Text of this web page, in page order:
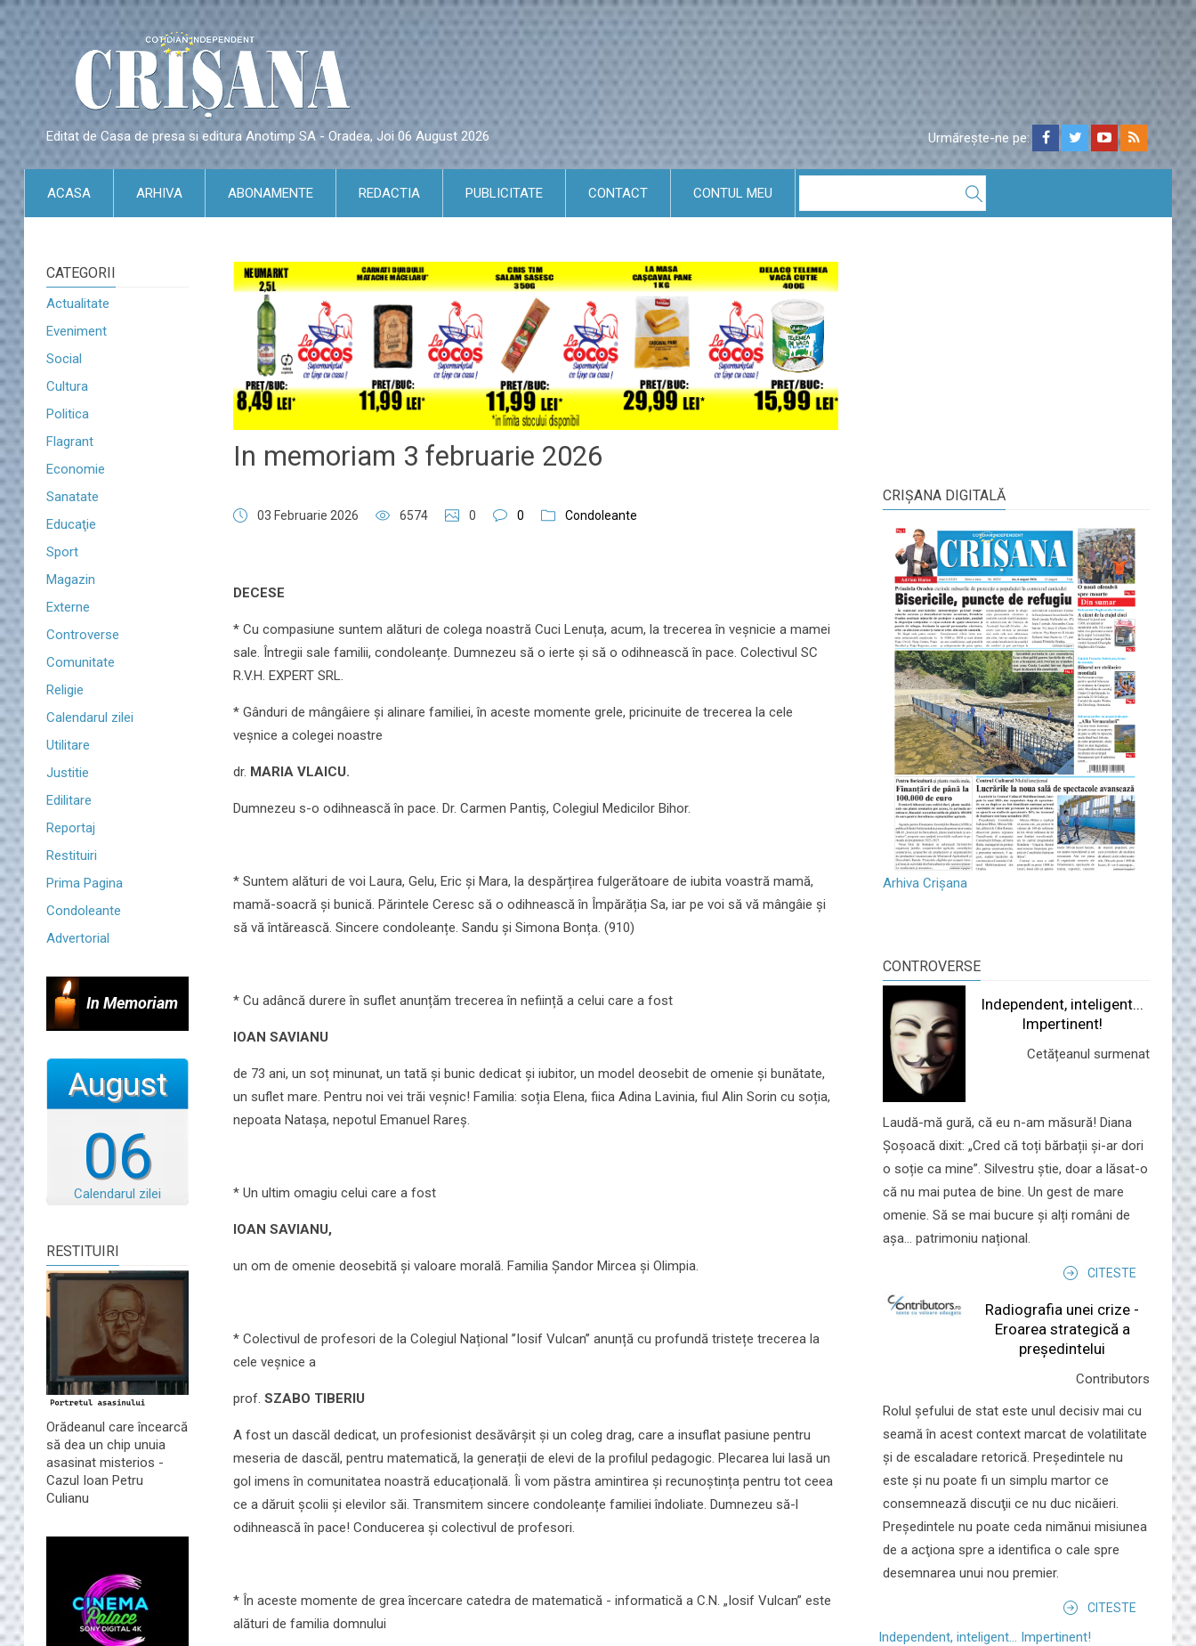
Editat de Casa de presa si editura Anotimp SA - Oradea, Joi 06 August 2026 Urmărește-ne pe:
ACASA ARHIVA ABONAMENTE REDACTIA PUBLICITATE CONTACT CONTUL MEU
CATEGORII
Actualitate
Eveniment
Social
Cultura
Politica
Flagrant
Economie
Sanatate
Educaţie
Sport
Magazin
Externe
Controverse
Comunitate
Religie
Calendarul zilei
Utilitare
Justitie
Edilitare
Reportaj
Restituiri
Prima Pagina
Condoleante
Advertorial
In Memoriam
06
August
Calendarul zilei
RESTITUIRI
Orădeanul care încearcă
să dea un chip unuia
asasinat misterios -
Cazul Ioan Petru
Culianu
In memoriam 3 februarie 2026
03 Februarie 2026 6574 0 0 Condoleante
DECESE
* Cu compasiune suntem alături de colega noastră Cuci Lenuța, acum, la trecerea în veșnicie a mamei
sale. Întregii sale familii, condoleanțe. Dumnezeu să o ierte și să o odihnească în pace. Colectivul SC
R.V.H. EXPERT SRL.
* Gânduri de mângâiere și alinare familiei, în aceste momente grele, pricinuite de trecerea la cele
veșnice a colegei noastre
dr. MARIA VLAICU.
Dumnezeu s-o odihnească în pace. Dr. Carmen Pantiș, Colegiul Medicilor Bihor.
* Suntem alături de voi Laura, Gelu, Eric și Mara, la despărțirea fulgerătoare de iubita voastră mamă,
mamă-soacră și bunică. Părintele Ceresc să o odihnească în Împărăția Sa, iar pe voi să vă mângâie și
să vă întărească. Sincere condoleanțe. Sandu și Simona Bonța. (910)
* Cu adâncă durere în suflet anunțăm trecerea în neființă a celui care a fost
IOAN SAVIANU
de 73 ani, un soț minunat, un tată și bunic dedicat și iubitor, un model deosebit de omenie și bunătate,
un suflet mare. Pentru noi vei trăi veșnic! Familia: soția Elena, fiica Adina Lavinia, fiul Alin Sorin cu soția,
nepoata Natașa, nepotul Emanuel Rareș.
* Un ultim omagiu celui care a fost
IOAN SAVIANU,
un om de omenie deosebită și valoare morală. Familia Șandor Mircea și Olimpia.
* Colectivul de profesori de la Colegiul Național ’’Iosif Vulcan’’ anunță cu profundă tristețe trecerea la
cele veșnice a
prof. SZABO TIBERIU
A fost un dascăl dedicat, un profesionist desăvârșit și un coleg drag, care a insuflat pasiune pentru
meseria de dascăl, pentru matematică, la generații de elevi de la profilul pedagogic. Plecarea lui lasă un
gol imens în comunitatea noastră educațională. Îi vom păstra amintirea și recunoștința pentru tot ceea
ce a dăruit școlii și elevilor săi. Transmitem sincere condoleanțe familiei îndoliate. Dumnezeu să-l
odihnească în pace! Conducerea și colectivul de profesori.
* În aceste momente de grea încercare catedra de matematică - informatică a C.N. „Iosif Vulcan” este
alături de familia domnului
CRIŞANA DIGITALĂ
Arhiva Crișana
CONTROVERSE
Independent, inteligent...
Impertinent!
Cetățeanul surmenat
Laudă-mă gură, că eu n-am măsură! Diana
Șoșoacă dixit: „Cred că toți bărbații și-ar dori
o soție ca mine”. Silvestru știe, doar a lăsat-o
că nu mai putea de bine. Un gest de mare
omenie. Să se mai bucure și alți români de
așa... patrimoniu național.
CITESTE
Radiografia unei crize -
Eroarea strategică a
președintelui
Contributors
Rolul şefului de stat este unul decisiv mai cu
seamă în acest context marcat de volatilitate
şi de escaladare retorică. Preşedintele nu
este şi nu poate fi un simplu martor ce
consemnează discuţii ce nu duc nicăieri.
Preşedintele nu poate ceda nimănui misiunea
de a acţiona spre a identifica o cale spre
desemnarea unui nou premier.
CITESTE
Independent, inteligent... Impertinent!